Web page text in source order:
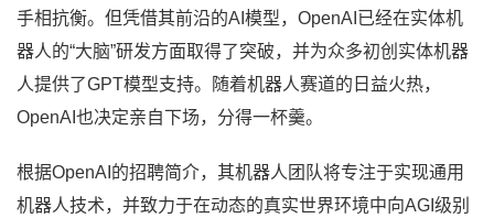
手相抗衡。但凭借其前沿的AI模型，OpenAI已经在实体机
器人的“大脑”研发方面取得了突破，并为众多初创实体机器
人提供了GPT模型支持。随着机器人赛道的日益火热，
OpenAI也决定亲自下场，分得一杯羹。
根据OpenAI的招聘简介，其机器人团队将专注于实现通用
机器人技术，并致力于在动态的真实世界环境中向AGI级别